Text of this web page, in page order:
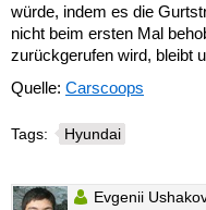
würde, indem es die
nicht beim ersten Mal
zurückgerufen wird, bleibt
Quelle: Carscoops
Tags: Hyundai
Evgenii